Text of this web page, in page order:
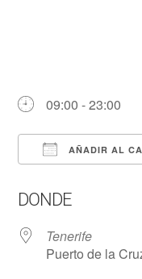
09:00 - 23:00
AÑADIR AL
DONDE
Tenerife
Puerto de la